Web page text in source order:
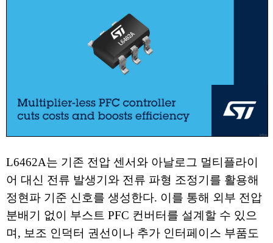
L6462A는 기존 전압 센서와 아날로그 멀티플라이
어 대신 전류 발생기와 전류 파형 조정기를 활용해
정현파 기준 신호를 생성한다. 이를 통해 외부 전압
분배기 없이 부스트 PFC 컨버터를 설계할 수 있으
며, 보조 인덕터 권선이나 추가 인터페이스 부품도